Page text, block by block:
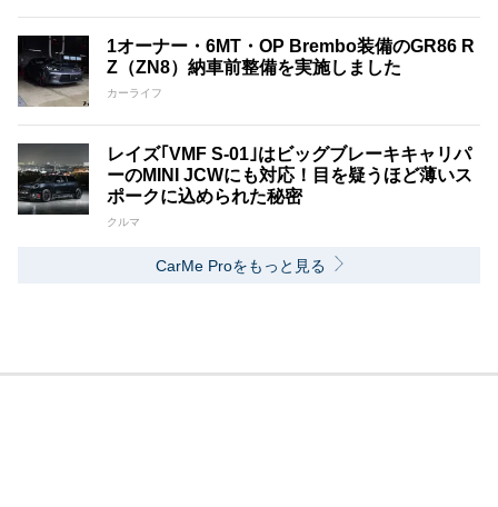
1オーナー・6MT・OP Brembo装備のGR86 R
Z（ZN8）納車前整備を実施しました
カーライフ
レイズ｢VMF S-01｣はビッグブレーキキャリパ
ーのMINI JCWにも対応！目を疑うほど薄いス
ポークに込められた秘密
クルマ
CarMe Proをもっと見る